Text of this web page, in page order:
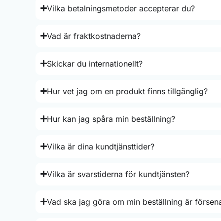
Vilka betalningsmetoder accepterar du?
Vad är fraktkostnaderna?
Skickar du internationellt?
Hur vet jag om en produkt finns tillgänglig?
Hur kan jag spåra min beställning?
Vilka är dina kundtjänsttider?
Vilka är svarstiderna för kundtjänsten?
Vad ska jag göra om min beställning är